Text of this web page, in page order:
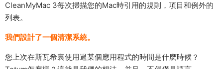
CleanMyMac 3每次掃描您的Mac時引用的規則，項目和例外的
列表。
我們設計了一個清潔系統。
您上次在斯瓦希裏使用過某個應用程式的時間是什麽時候？